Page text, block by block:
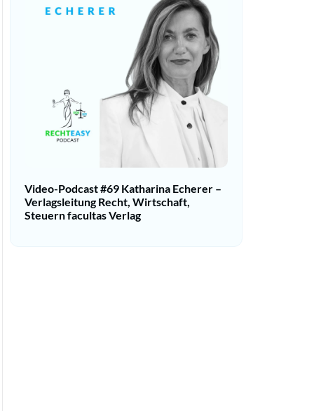
Video-Podcast #69 Katharina Echerer –
Verlagsleitung Recht, Wirtschaft,
Steuern facultas Verlag